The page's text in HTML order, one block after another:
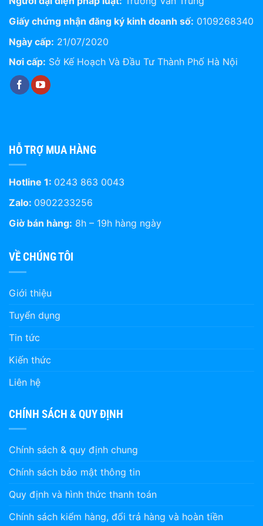
Giấy chứng nhận đăng ký kinh doanh số: 0109268340
Ngày cấp: 21/07/2020
Nơi cấp: Sở Kế Hoạch Và Đầu Tư Thành Phố Hà Nội
HỖ TRỢ MUA HÀNG
Hotline 1: 0243 863 0043
Zalo: 0902233256
Giờ bán hàng: 8h – 19h hàng ngày
VỀ CHÚNG TÔI
Giới thiệu
Tuyển dụng
Tin tức
Kiến thức
Liên hệ
CHÍNH SÁCH & QUY ĐỊNH
Chính sách & quy định chung
Chính sách bảo mật thông tin
Quy định và hình thức thanh toán
Chính sách kiểm hàng, đổi trả hàng và hoàn tiền